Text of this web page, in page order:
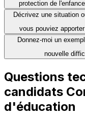
protection de
Décrivez une situation
vous pouviez
Donnez-moi un
nouvelle
Questions
candidats
d'éducation